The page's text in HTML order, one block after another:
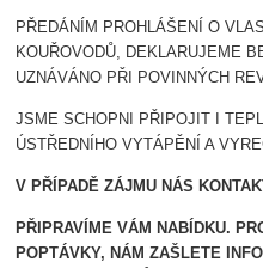
PŘEDÁNÍM PROHLÁŠENÍ O
KOUŘOVODŮ, DEKLARUJEME
UZNÁVÁNO PŘI POVINNÝCH
JSME SCHOPNI PŘIPOJIT I
ÚSTŘEDNÍHO VYTÁPĚNÍ A
V PŘÍPADĚ ZÁJMU NÁS
PŘIPRAVÍME VÁM NABÍDKU.
POPTÁVKY, NÁM ZAŠLETE